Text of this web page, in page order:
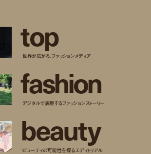
top
世界が広がる、ファッションメディア
fashion
デジタルで表現するファッションストーリー
beauty
ビューティの可能性を探るエディトリアル